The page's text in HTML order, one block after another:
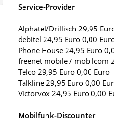
Service-Provider
Alphatel/Drillisch 29,95
debitel 24,95 Euro 0,00
Phone House 24,95 Euro
freenet mobile / mobilcom
Telco 29,95 Euro 0,00 Euro
Talkline 29,95 Euro 0,00
Victorvox 24,95 Euro 0,00
Mobilfunk-Discounter